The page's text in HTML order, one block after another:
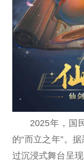
2025年，国
的“而立之年”。
过沉浸式舞台呈